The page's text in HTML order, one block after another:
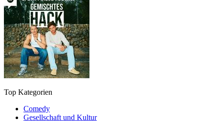
Top Kategorien
Comedy
Gesellschaft und Kultur